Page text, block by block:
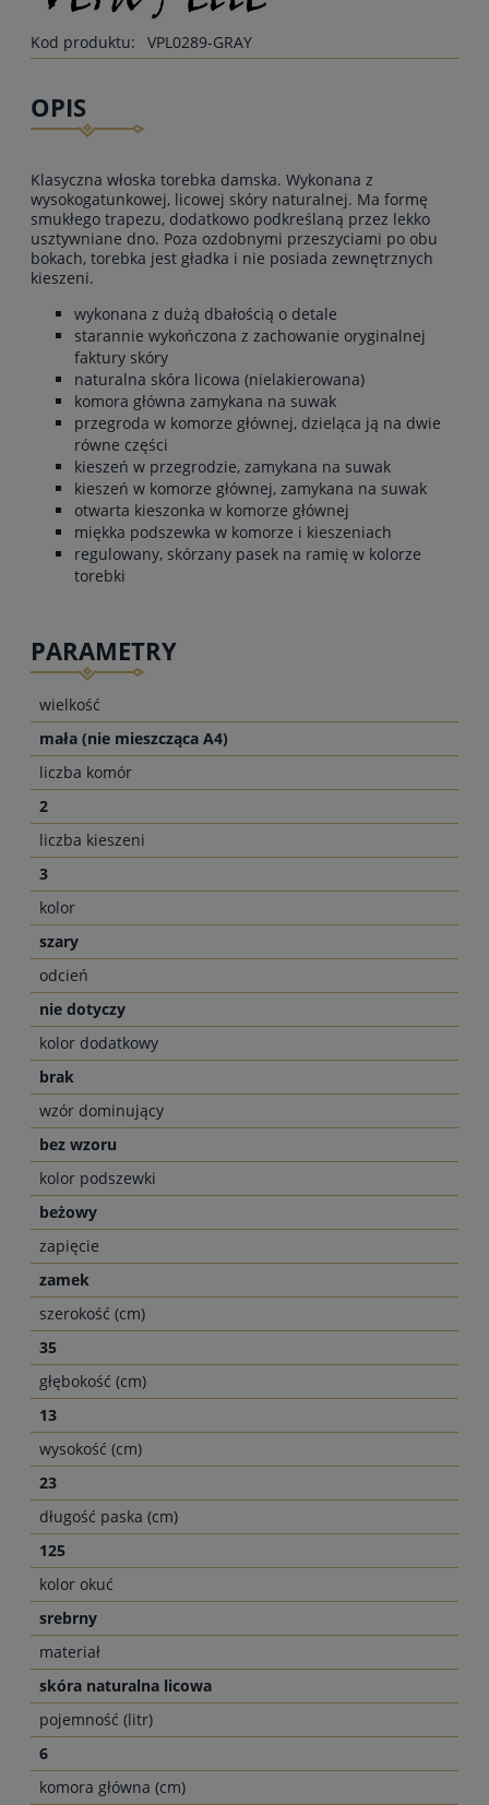
Kod produktu: VPL0289-GRAY
OPIS
Klasyczna włoska torebka damska. Wykonana z
wysokogatunkowej, licowej skóry naturalnej. Ma formę
smukłego trapezu, dodatkowo podkreślaną przez lekko
usztywniane dno. Poza ozdobnymi przeszyciami po obu
bokach, torebka jest gładka i nie posiada zewnętrznych
kieszeni.
wykonana z dużą dbałością o detale
starannie wykończona z zachowanie oryginalnej
faktury skóry
naturalna skóra licowa (nielakierowana)
komora główna zamykana na suwak
przegroda w komorze głównej, dzieląca ją na dwie
równe części
kieszeń w przegrodzie, zamykana na suwak
kieszeń w komorze głównej, zamykana na suwak
otwarta kieszonka w komorze głównej
miękka podszewka w komorze i kieszeniach
regulowany, skórzany pasek na ramię w kolorze
torebki
PARAMETRY
wielkość
mała (nie mieszcząca A4)
liczba komór
2
liczba kieszeni
3
kolor
szary
odcień
nie dotyczy
kolor dodatkowy
brak
wzór dominujący
bez wzoru
kolor podszewki
beżowy
zapięcie
zamek
szerokość (cm)
35
głębokość (cm)
13
wysokość (cm)
23
długość paska (cm)
125
kolor okuć
srebrny
materiał
skóra naturalna licowa
pojemność (litr)
6
komora główna (cm)